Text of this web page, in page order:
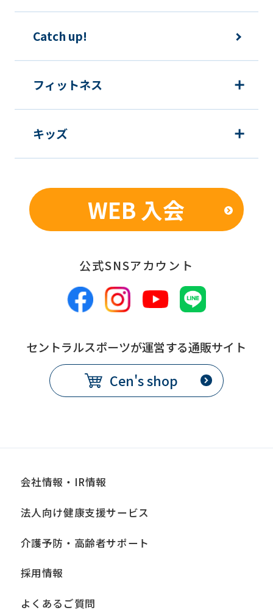
Automatic
Catch up!
フィットネス
キッズ
WEB 入会
公式SNSアカウント
セントラルスポーツが運営する通販サイト
Cen's shop
会社情報・IR情報
法人向け健康支援サービス
介護予防・高齢者サポート
採用情報
よくあるご質問